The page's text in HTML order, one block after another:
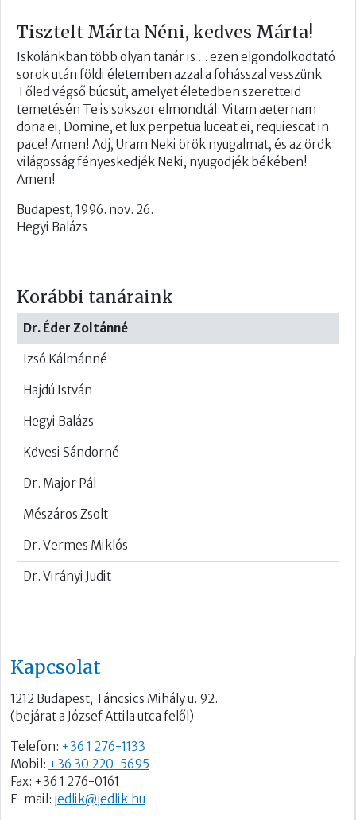
Korábbi tanáraink
Dr. Éder Zoltánné
Izsó Kálmánné
Hajdú István
Hegyi Balázs
Kövesi Sándorné
Dr. Major Pál
Mészáros Zsolt
Dr. Vermes Miklós
Dr. Virányi Judit
Tisztelt Márta Néni, kedves Márta!​
Iskolánkban több olyan ta​nár is ... ezen elgondolkodtató
sorok után földi életemben azzal a fohásszal vesszünk
Tőled végső búcsút, amelyet életedben szeretteid
temetésén Te is sokszor elmondtál: Vitam aeternam
dona ei, Domine, et lux perpetua luceat ei, requiescat in
pace! Amen! Adj, Uram Neki örök nyugalmat, és az örök
világosság fényeskedjék Neki, nyugodjék békében!
Amen!
Budapest, 199​​6. nov. 26.
Hegyi Balázs​
Kapcsolat
1212 Budapest, Táncsics Mihály u. 92.
(bejárat a József Attila utca felől)
Telefon: +36 1 276-1133
Mobil: +36 30 220-5695
Fax: +36 1 276-0161
E-mail: jedlik@jedlik.hu